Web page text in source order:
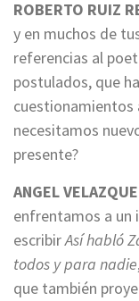
ROBERTO RUIZ
y en muchos de
referencias al
postulados, que
cuestionamientos
necesitamos
presente?
ANGEL
enfrentamos a un
escribirAsí habló
todos y para nadie
que también